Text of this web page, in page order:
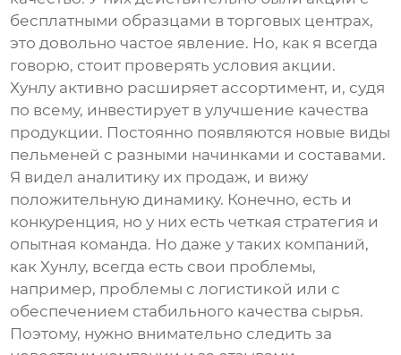
бесплатными образцами в торговых центрах,
это довольно частое явление. Но, как я всегда
говорю, стоит проверять условия акции.
Хунлу активно расширяет ассортимент, и, судя
по всему, инвестирует в улучшение качества
продукции. Постоянно появляются новые виды
пельменей с разными начинками и составами.
Я видел аналитику их продаж, и вижу
положительную динамику. Конечно, есть и
конкуренция, но у них есть четкая стратегия и
опытная команда. Но даже у таких компаний,
как Хунлу, всегда есть свои проблемы,
например, проблемы с логистикой или с
обеспечением стабильного качества сырья.
Поэтому, нужно внимательно следить за